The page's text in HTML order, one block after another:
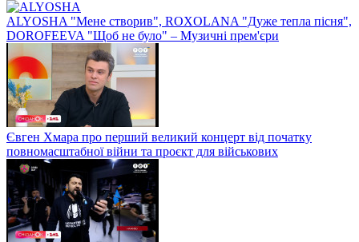
ALYOSHA "Мене створив", ROXOLANA "Дуже тепла пісня",
DOROFEEVA "Щоб не було" – Музичні прем'єри
Євген Хмара про перший великий концерт від початку
повномасштабної війни та проєкт для військових